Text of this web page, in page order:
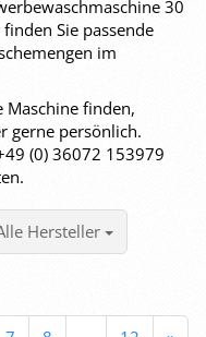
30
Sie passende
im
Maschine finden,
gerne persönlich.
(0) 36072 153979
Hersteller
Seite